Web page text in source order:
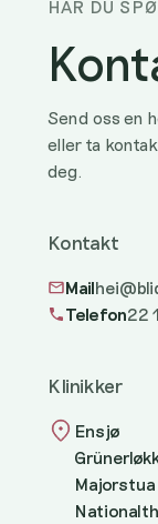
HAR DU
Send oss en
eller ta
deg.
Kontakt
Mail
Telefon22
Klinikker
Ensjø
Majorstua